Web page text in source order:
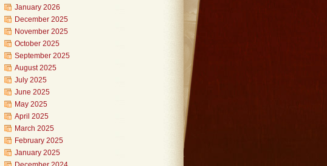
January 2026
December 2025
November 2025
October 2025
September 2025
August 2025
July 2025
June 2025
May 2025
April 2025
March 2025
February 2025
January 2025